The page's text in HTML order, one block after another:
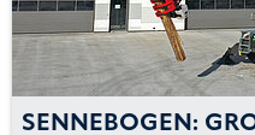
SENNEBOGEN: